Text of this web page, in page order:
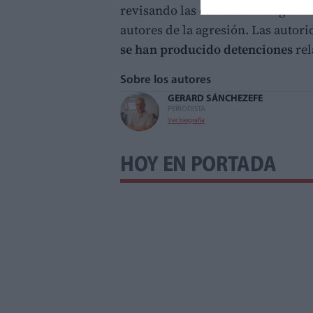
revisando las cámaras de
autores de la agresión. Las
se han producido detenciones
Sobre los autores
GERARD SÁNCHEZ
PERIODISTA
Ver biografía
EFE
HOY EN PORTADA